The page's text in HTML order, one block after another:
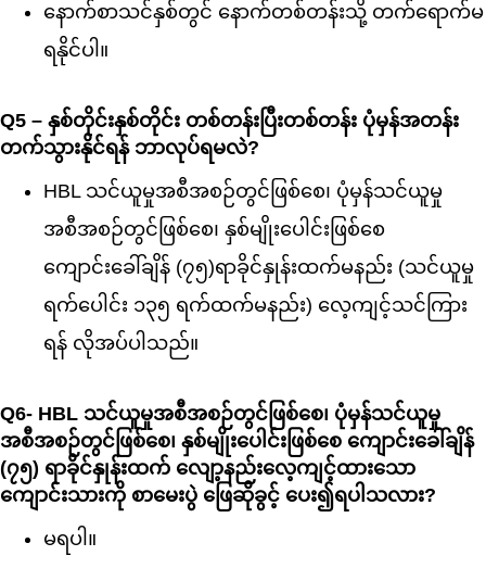
နောက်စာသင်နှစ်တွင် နောက်တစ်တန်းသို့ တက်ရောက်မ
ရနိုင်ပါ။
Q5 – နှစ်တိုင်းနှစ်တိုင်း တစ်တန်းပြီးတစ်တန်း ပုံမှန်အတန်း
တက်သွားနိုင်ရန် ဘာလုပ်ရမလဲ?
HBL သင်ယူမှုအစီအစဉ်တွင်ဖြစ်စေ၊ ပုံမှန်သင်ယူမှု
အစီအစဉ်တွင်ဖြစ်စေ၊ နှစ်မျိုးပေါင်းဖြစ်စေ
ကျောင်းခေါ်ချိန် (၇၅)ရာခိုင်နှုန်းထက်မနည်း (သင်ယူမှု
ရက်ပေါင်း ၁၃၅ ရက်ထက်မနည်း) လေ့ကျင့်သင်ကြား
ရန် လိုအပ်ပါသည်။
Q6- HBL သင်ယူမှုအစီအစဉ်တွင်ဖြစ်စေ၊ ပုံမှန်သင်ယူမှု
အစီအစဉ်တွင်ဖြစ်စေ၊ နှစ်မျိုးပေါင်းဖြစ်စေ ကျောင်းခေါ်ချိန်
(၇၅) ရာခိုင်နှုန်းထက် လျော့နည်းလေ့ကျင့်ထားသော
ကျောင်းသားကို စာမေးပွဲ ဖြေဆိုခွင့် ပေး၍ရပါသလား?
မရပါ။